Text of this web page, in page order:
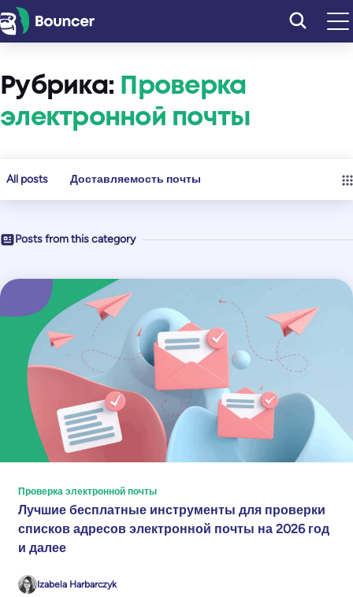
Перейти
к
Рубрика: Проверка
электронной почты
All posts Доставляемость почты
Posts from this category
Проверка электронной почты
Лучшие бесплатные инструменты для проверки
списков адресов электронной почты на 2026 год
и далее
Izabela Harbarczyk